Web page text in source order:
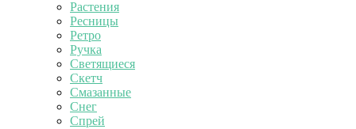
Растения
Ресницы
Ретро
Ручка
Светящиеся
Скетч
Смазанные
Снег
Спрей